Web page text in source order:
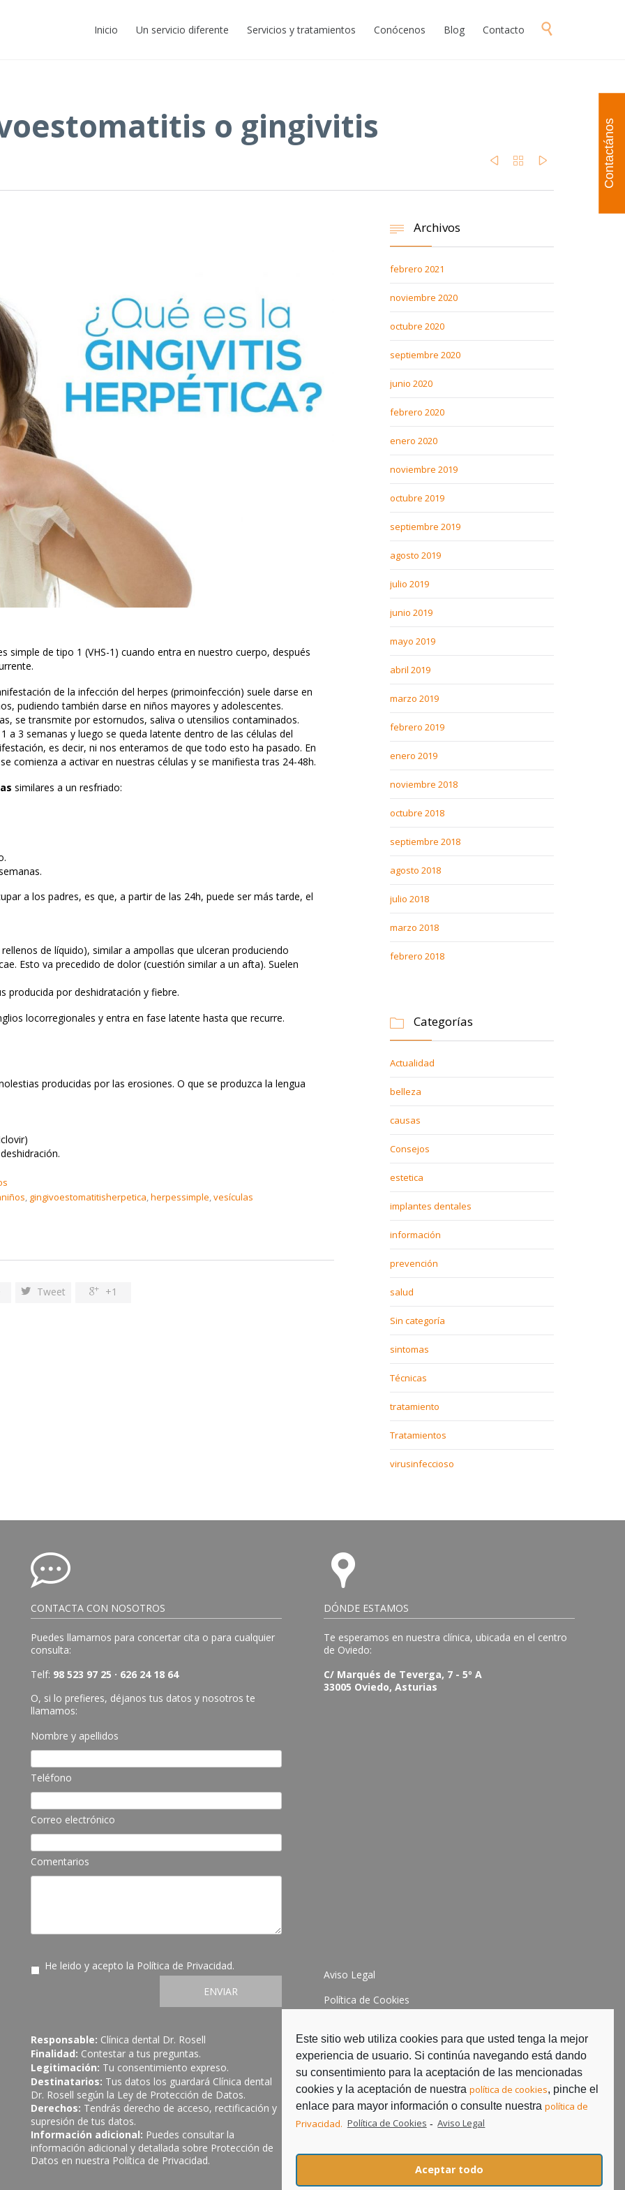
Skip
to
Inicio Un servicio diferente Servicios y tratamientos Conócenos Blog Contacto 
o gingivitis
  
simple de tipo 1 (VHS-1) cuando entra en nuestro cuerpo, después
de la infección del herpes (primoinfección) suele darse en
pudiendo también darse en niños mayores y adolescentes.
se transmite por estornudos, saliva o utensilios contaminados.
a 3 semanas y luego se queda latente dentro de las células del
es decir, ni nos enteramos de que todo esto ha pasado. En
comienza a activar en nuestras células y se manifiesta tras 24-48h.
similares a un resfriado:
a los padres, es que, a partir de las 24h, puede ser más tarde, el
de líquido), similar a ampollas que ulceran produciendo
Esto va precedido de dolor (cuestión similar a un afta). Suelen
producida por deshidratación y fiebre.
locorregionales y entra en fase latente hasta que recurre.
producidas por las erosiones. O que se produzca la lengua
gingivoestomatitisherpetica herpessimple vesículas
 Tweet  +1
 Archivos
febrero 2021
noviembre 2020
octubre 2020
septiembre 2020
junio 2020
febrero 2020
enero 2020
noviembre 2019
octubre 2019
septiembre 2019
agosto 2019
julio 2019
junio 2019
mayo 2019
abril 2019
marzo 2019
febrero 2019
enero 2019
noviembre 2018
octubre 2018
septiembre 2018
agosto 2018
julio 2018
marzo 2018
febrero 2018
 Categorías
Actualidad
belleza
causas
Consejos
estetica
implantes dentales
información
prevención
salud
Sin categoría
sintomas
Técnicas
tratamiento
Tratamientos
virusinfeccioso
CONTACTA CON NOSOTROS
Puedes llamarnos para concertar cita o para cualquier
consulta:
Telf: 98 523 97 25 · 626 24 18 64
O, si lo prefieres, déjanos tus datos y nosotros te
llamamos:
Nombre y apellidos
Teléfono
Correo electrónico
Comentarios
He leido y acepto la Política de Privacidad.
ENVIAR
Responsable: Clínica dental Dr. Rosell
Finalidad: Contestar a tus preguntas.
Legitimación: Tu consentimiento expreso.
Destinatarios: Tus datos los guardará Clínica dental
Dr. Rosell según la Ley de Protección de Datos.
Derechos: Tendrás derecho de acceso, rectificación y
supresión de tus datos.
Información adicional: Puedes consultar la
información adicional y detallada sobre Protección de
Datos en nuestra Política de Privacidad.
DÓNDE ESTAMOS
Te esperamos en nuestra clínica, ubicada en el centro
de Oviedo:
C/ Marqués de Teverga, 7 - 5º A
33005 Oviedo, Asturias
Aviso Legal
Política de Cookies
Contactános
Este sitio web utiliza cookies para que usted tenga la mejor
experiencia de usuario. Si continúa navegando está dando
su consentimiento para la aceptación de las mencionadas
cookies y la aceptación de nuestrapolítica de cookies, pinche el
enlace para mayor información o consulte nuestrapolítica de
Privacidad. Política de Cookies - Aviso Legal
Aceptar todo